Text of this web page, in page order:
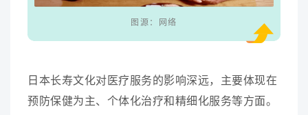
图源：网络
日本长寿文化对医疗服务的影响深远，主要体现在
预防保健为主、个体化治疗和精细化服务等方面。